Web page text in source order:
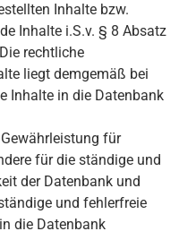
Inhalte bzw.
Inhalte i.S.v. § 8 Absatz
rechtliche
liegt demgemäß bei
Inhalte in die Datenbank
für
für die ständige und
der Datenbank und
und fehlerfreie
die Datenbank